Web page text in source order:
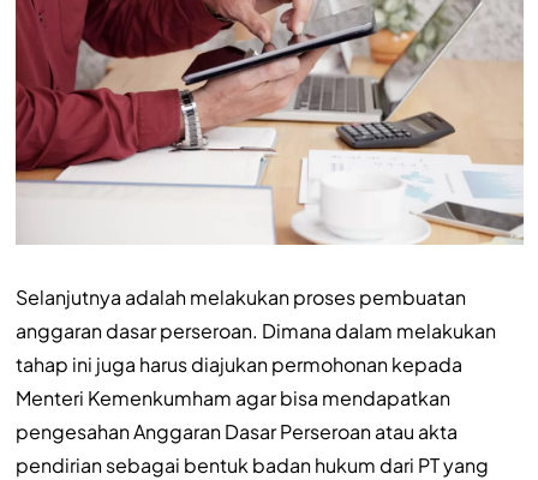
Selanjutnya adalah melakukan proses pembuatan
anggaran dasar perseroan. Dimana dalam melakukan
tahap ini juga harus diajukan permohonan kepada
Menteri Kemenkumham agar bisa mendapatkan
pengesahan Anggaran Dasar Perseroan atau akta
pendirian sebagai bentuk badan hukum dari PT yang